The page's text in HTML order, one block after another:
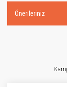
Önerileriniz